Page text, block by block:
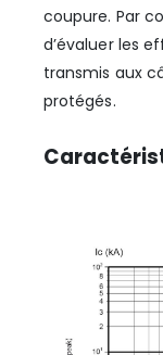
coupure. Par
d’évaluer les
transmis aux
protégés.